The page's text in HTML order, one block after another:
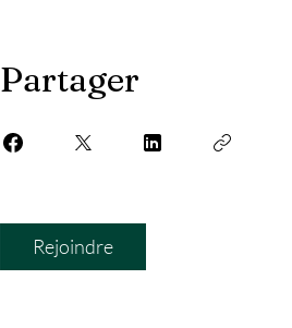
Partager
Rejoindre